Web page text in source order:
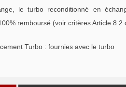
le turbo reconditionné en
remboursé (voir critères Article 8.2
Turbo : fournies avec le turbo